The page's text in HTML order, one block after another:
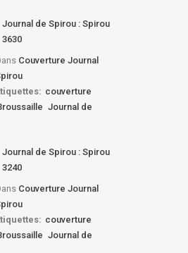
Journal de Spirou : Spirou
3630
Couverture Journal
couverture
Journal de
Journal de Spirou : Spirou
3240
Couverture Journal
couverture
Journal de